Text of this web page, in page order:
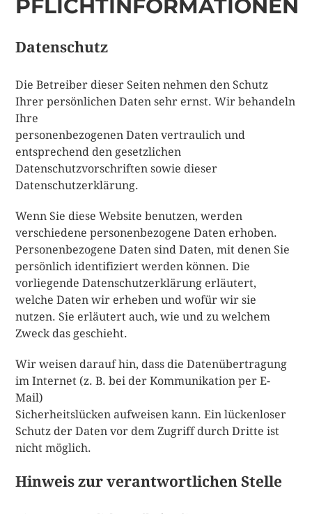
PFLICHTINFORMATIONEN
Datenschutz
Die Betreiber dieser Seiten nehmen den Schutz
Ihrer persönlichen Daten sehr ernst. Wir behandeln
Ihre
personenbezogenen Daten vertraulich und
entsprechend den gesetzlichen
Datenschutzvorschriften sowie dieser
Datenschutzerklärung.
Wenn Sie diese Website benutzen, werden
verschiedene personenbezogene Daten erhoben.
Personenbezogene Daten sind Daten, mit denen Sie
persönlich identifiziert werden können. Die
vorliegende Datenschutzerklärung erläutert,
welche Daten wir erheben und wofür wir sie
nutzen. Sie erläutert auch, wie und zu welchem
Zweck das geschieht.
Wir weisen darauf hin, dass die Datenübertragung
im Internet (z. B. bei der Kommunikation per E-
Mail)
Sicherheitslücken aufweisen kann. Ein lückenloser
Schutz der Daten vor dem Zugriff durch Dritte ist
nicht möglich.
Hinweis zur verantwortlichen Stelle